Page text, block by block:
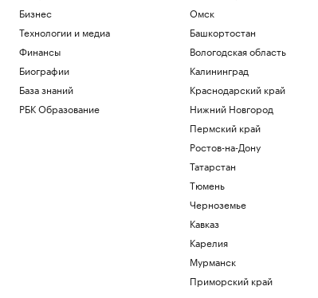
Ростов-на-Дону
Как ИИ-агенты и облако
трансформируют промышленность:
РБК и Yandex Cloud
Три крупных порта Китая
приостановили работу из-за
В России вырос спрос на аппаратные
Эксперты объяснили, зачем взрослым
Бизнес
Технологии и медиа
Финансы
Биографии
База знаний
РБК Образование
Омск
Башкортостан
Вологодская область
Калининград
Краснодарский край
Нижний Новгород
Пермский край
Ростов-на-Дону
Татарстан
Тюмень
Черноземье
Кавказ
Карелия
Мурманск
Приморский край